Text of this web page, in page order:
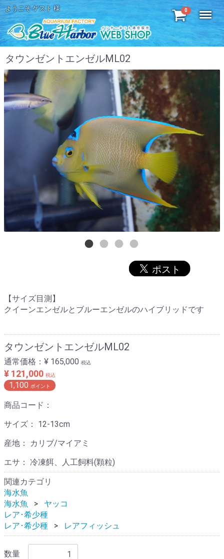
0
ようこそ ゲスト 様 Menu
タウンゼントエンゼルML02
【サイズ目測】
クイーンエンゼルとブルーエンゼルのハイブリッドです
タウンゼントエンゼルML02
通常価格： ¥ 165,000 税込
¥ 121,000 税込
1,100 ポイント
商品コード：
サイズ： 12-13cm
産地： カリブ/マイアミ
エサ： 冷凍餌、人工飼料(顆粒)
関連カテゴリ
海水魚
海水魚
ヤッコ
レア･希少種
レア･希少種
レアフィッシュ
数量